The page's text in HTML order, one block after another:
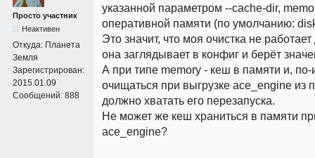
Просто участник
Неактивен
Откуда: Планета
Земля
Зарегистрирован:
2015.01.09
Сообщений: 888
указанной параметром --cache-dir,
оперативной памяти (по умолчанию:
Это значит, что моя очистка не
она заглядывает в конфиг и берёт
А при типе memory - кеш в памяти и,
очищаться при выгрузке ace_engine из
должно хватать его перезапуска.
Не может же кеш храниться в памяти
ace_engine?